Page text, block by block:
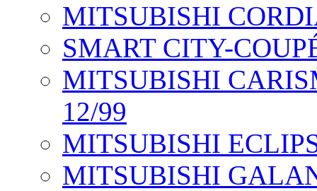
MITSUBISHI
SMART CITY-
MITSUBISHI
12/99
MITSUBISHI
MITSUBISHI